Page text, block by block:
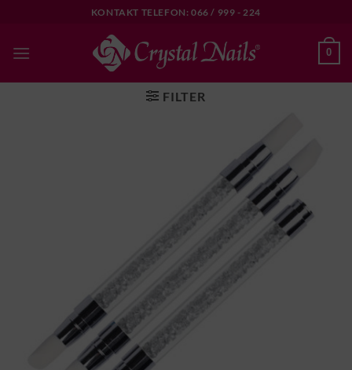
content
KONTAKT TELEFON: 066 / 999 - 224
0
FILTER